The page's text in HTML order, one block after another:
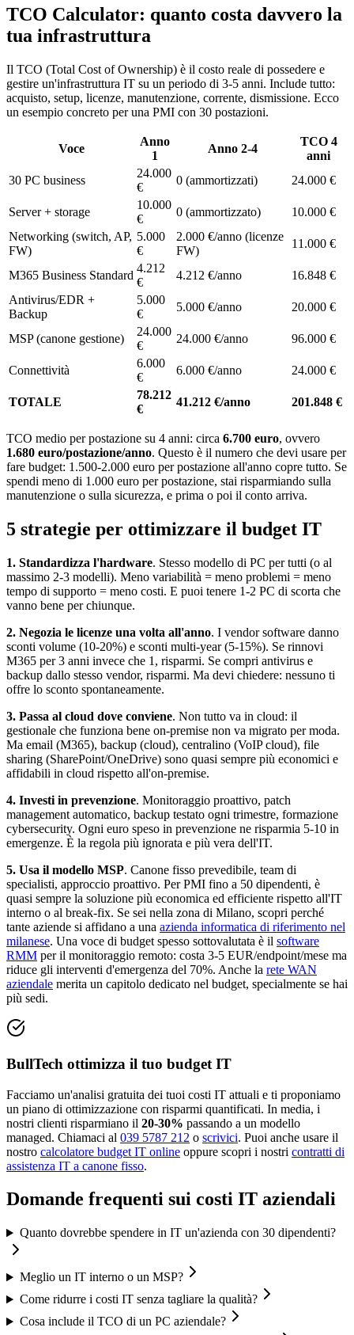
TCO Calculator: quanto costa davvero la
tua infrastruttura
Il TCO (Total Cost of Ownership) è il costo reale di possedere e
gestire un'infrastruttura IT su un periodo di 3-5 anni. Include tutto:
acquisto, setup, licenze, manutenzione, corrente, dismissione. Ecco
un esempio concreto per una PMI con 30 postazioni.
Voce
Anno
1
Anno 2-4
TCO 4
anni
30 PC business
24.000
€
0 (ammortizzati) 24.000 €
Server + storage
10.000
€
0 (ammortizzato)
10.000 €
Networking (switch, AP,
FW)
5.000
€
2.000 €/anno (licenze
FW)
11.000 €
M365 Business Standard
4.212
€
4.212 €/anno
16.848 €
Antivirus/EDR +
Backup
5.000
€
5.000 €/anno 20.000 €
MSP (canone gestione)
24.000
€
24.000 €/anno 96.000 €
Connettività
6.000
€
6.000 €/anno 24.000 €
TOTALE
78.212
€
41.212 €/anno 201.848 €
TCO medio per postazione su 4 anni: circa 6.700 euro, ovvero
1.680 euro/postazione/anno. Questo è il numero che devi usare per
fare budget: 1.500-2.000 euro per postazione all'anno copre tutto. Se
spendi meno di 1.000 euro per postazione, stai risparmiando sulla
manutenzione o sulla sicurezza, e prima o poi il conto arriva.
5 strategie per ottimizzare il budget IT
1. Standardizza l'hardware. Stesso modello di PC per tutti (o al
massimo 2-3 modelli). Meno variabilità = meno problemi = meno
tempo di supporto = meno costi. E puoi tenere 1-2 PC di scorta che
vanno bene per chiunque.
2. Negozia le licenze una volta all'anno. I vendor software danno
sconti volume (10-20%) e sconti multi-year (5-15%). Se rinnovi
M365 per 3 anni invece che 1, risparmi. Se compri antivirus e
backup dallo stesso vendor, risparmi. Ma devi chiedere: nessuno ti
offre lo sconto spontaneamente.
3. Passa al cloud dove conviene. Non tutto va in cloud: il
gestionale che funziona bene on-premise non va migrato per moda.
Ma email (M365), backup (cloud), centralino (VoIP cloud), file
sharing (SharePoint/OneDrive) sono quasi sempre più economici e
affidabili in cloud rispetto all'on-premise.
4. Investi in prevenzione. Monitoraggio proattivo, patch
management automatico, backup testato ogni trimestre, formazione
cybersecurity. Ogni euro speso in prevenzione ne risparmia 5-10 in
emergenze. È la regola più ignorata e più vera dell'IT.
5. Usa il modello MSP. Canone fisso prevedibile, team di
specialisti, approccio proattivo. Per PMI fino a 50 dipendenti, è
quasi sempre la soluzione più economica ed efficiente rispetto all'IT
interno o al break-fix. Se sei nella zona di Milano, scopri perché
tante aziende si affidano a una azienda informatica di riferimento nel
milanese. Una voce di budget spesso sottovalutata è il software
RMM per il monitoraggio remoto: costa 3-5 EUR/endpoint/mese ma
riduce gli interventi d'emergenza del 70%. Anche la rete WAN
aziendale merita un capitolo dedicato nel budget, specialmente se hai
più sedi.
BullTech ottimizza il tuo budget IT
Facciamo un'analisi gratuita dei tuoi costi IT attuali e ti proponiamo
un piano di ottimizzazione con risparmi quantificati. In media, i
nostri clienti risparmiano il 20-30% passando a un modello
managed. Chiamaci al 039 5787 212 o scrivici. Puoi anche usare il
nostro calcolatore budget IT online oppure scopri i nostri contratti di
assistenza IT a canone fisso.
Domande frequenti sui costi IT aziendali
Quanto dovrebbe spendere in IT un'azienda con 30 dipendenti?
Meglio un IT interno o un MSP?
Come ridurre i costi IT senza tagliare la qualità?
Cosa include il TCO di un PC aziendale?